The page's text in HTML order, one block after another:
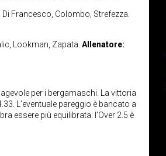
Francesco, Colombo, Strefezza.
Lookman, Zapata. Allenatore:
per i bergamaschi. La vittoria
L’eventuale pareggio è bancato a
essere più equilibrata: l’Over 2.5 è